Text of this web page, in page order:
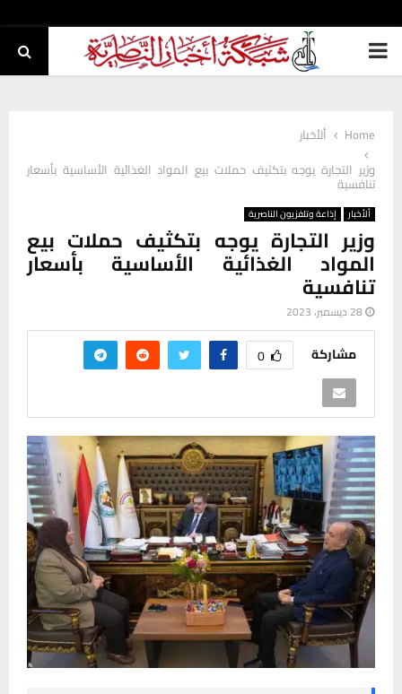
PRIMARY
Home
ألأخبار
وزير التجارة يوجه بتكثيف حملات بيع المواد الغذائية الأساسية بأسعار
تنافسية
ألأخبار إذاعة وتلفزيون الناصرية
وزير التجارة يوجه بتكثيف حملات بيع
المواد الغذائية الأساسية بأسعار
تنافسية
28 ديسمبر، 2023
مشاركة 0